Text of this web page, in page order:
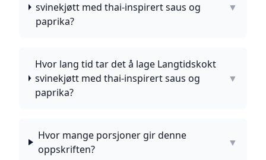
svinekjøtt med thai-inspirert saus og
paprika?
▼
Hvor lang tid tar det å lage Langtidskokt
svinekjøtt med thai-inspirert saus og
paprika?
▼
Hvor mange porsjoner gir denne
oppskriften?
▼